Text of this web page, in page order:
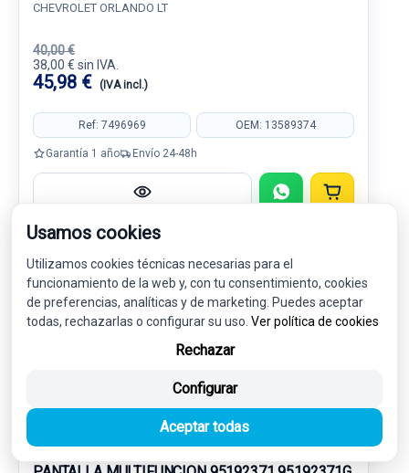
CHEVROLET ORLANDO LT
40,00 €
38,00 € sin IVA.
45,98 € (IVA incl.)
Ref: 7496969 OEM: 13589374
Garantía 1 año Envío 24-48h
-5% USADO NOVEDAD
Usamos cookies
Utilizamos cookies técnicas necesarias para el
funcionamiento de la web y, con tu consentimiento, cookies
de preferencias, analíticas y de marketing. Puedes aceptar
todas, rechazarlas o configurar su uso. Ver política de cookies
Rechazar
Configurar
Aceptar todas